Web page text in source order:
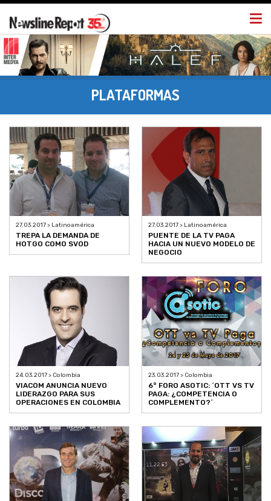
PLATAFORMAS
27.03.2017 > Latinoamérica
TREPA LA DEMANDA DE
HOTGO COMO SVOD
27.03.2017 > Latinoamérica
PUENTE DE LA TV PAGA
HACIA UN NUEVO MODELO DE
NEGOCIO
24.03.2017 > Colombia
VIACOM ANUNCIA NUEVO
LIDERAZGO PARA SUS
OPERACIONES EN COLOMBIA
23.03.2017 > Colombia
6° FORO ASOTIC: ´OTT VS TV
PAGA: ¿COMPETENCIA O
COMPLEMENTO?´